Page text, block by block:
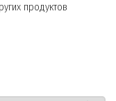
продуктов